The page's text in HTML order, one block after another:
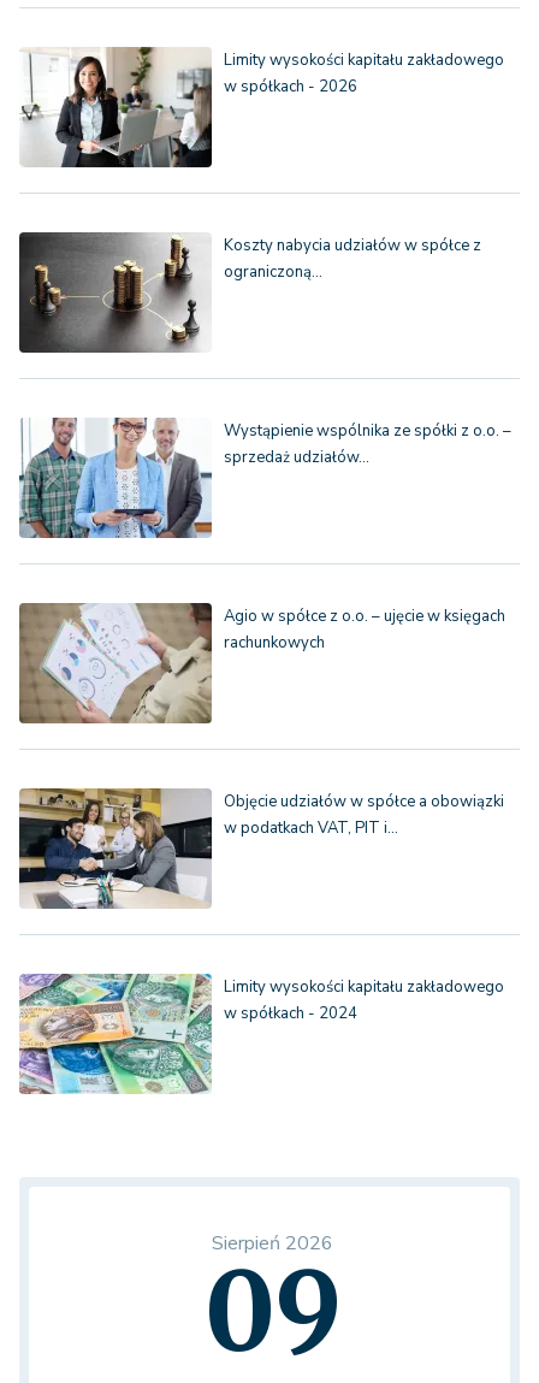
Limity wysokości kapitału zakładowego
w spółkach - 2026
Koszty nabycia udziałów w spółce z
ograniczoną…
Wystąpienie wspólnika ze spółki z o.o. –
sprzedaż udziałów…
Agio w spółce z o.o. – ujęcie w księgach
rachunkowych
Objęcie udziałów w spółce a obowiązki
w podatkach VAT, PIT i…
Limity wysokości kapitału zakładowego
w spółkach - 2024
Sierpień 2026
09